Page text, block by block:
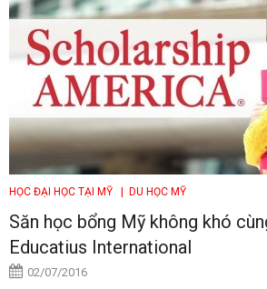
HỌC ĐẠI HỌC TẠI MỸ | DU HỌC MỸ
Săn học bổng Mỹ không khó
Educatius International
02/07/2016